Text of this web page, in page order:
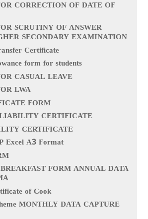
CORRECTION OF DATE OF
SCRUTINY OF ANSWER
SECONDARY EXAMINATION
Certificate
form for students
CASUAL LEAVE
LWA
FORM
CERTIFICATE
CERTIFICATE
Excel A3 Format
FORM ANNUAL DATA
of Cook
MONTHLY DATA CAPTURE